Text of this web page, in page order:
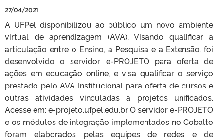
27/04/2021
A UFPel disponibilizou ao público um novo ambiente
virtual de aprendizagem (AVA). Visando qualificar a
articulação entre o Ensino, a Pesquisa e a Extensão, foi
desenvolvido o servidor e-PROJETO para oferta de
ações em educação online, e visa qualificar o serviço
prestado pelo AVA Institucional para oferta de cursos e
outras atividades vinculadas a projetos unificados.
Acesse em: e-projeto.ufpel.edu.br O servidor e-PROJETO
e os módulos de integração implementados no Cobalto
foram elaborados pelas equipes de redes e de